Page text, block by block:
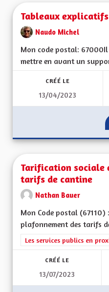
Tableaux explicatifs
Naudo Michel
Mon code postal: 67000
mettre en avant un
CRÉÉ LE
13/04/2023
Tarification sociale
tarifs de cantine
Nathan Bauer
Mon Code postal
plafonnement des tarifs
Filtrer les résultats de la
Les services publics en
CRÉÉ LE
13/07/2023